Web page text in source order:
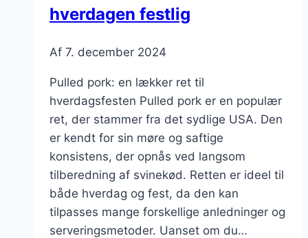
smagsoplevelse
hverdagen festlig
Af 7. december 2024
Pulled pork: en lækker ret til
hverdagsfesten Pulled pork er en populær
ret, der stammer fra det sydlige USA. Den
er kendt for sin møre og saftige
konsistens, der opnås ved langsom
tilberedning af svinekød. Retten er ideel til
både hverdag og fest, da den kan
tilpasses mange forskellige anledninger og
serveringsmetoder. Uanset om du…